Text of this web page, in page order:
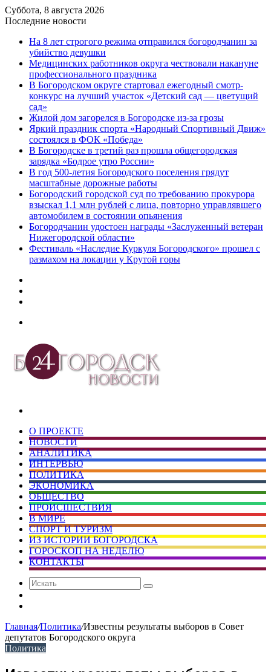
Суббота, 8 августа 2026
Последние новости
На 8 лет строгого режима отправился богородчанин за
убийство девушки
Медицинских работников округа чествовали накануне
профессионального праздника
В Богородском округе стартовал ежегодный смотр-
конкурс на лучший участок «Детский сад — цветущий
сад»
Жилой дом загорелся в Богородске из-за грозы
Яркий праздник спорта «Народный Спортивный Движ»
состоялся в ФОК «Победа»
В Богородске в третий раз прошла общегородская
зарядка «Бодрое утро России»
В год 500-летия Богородского поселения грядут
масштабные дорожные работы
️Богородский городской суд по требованию прокурора
взыскал 1,1 млн рублей с лица, повторно управлявшего
автомобилем в состоянии опьянения
Богородчанин удостоен награды «Заслуженный ветеран
Нижегородской области»
Фестиваль «Наследие Куркуля Богородского» прошел с
размахом на локации у Крутой горы
О ПРОЕКТЕ
НОВОСТИ
АНАЛИТИКА
ИНТЕРВЬЮ
ПОЛИТИКА
ЭКОНОМИКА
ОБЩЕСТВО
ПРОИСШЕСТВИЯ
В МИРЕ
СПОРТ И ТУРИЗМ
ИЗ ИСТОРИИ БОГОРОДСКА
ГОРОСКОП НА НЕДЕЛЮ
КОНТАКТЫ
Искать
Главная/Политика/Известны результаты выборов в Совет
депутатов Богородского округа
Политика